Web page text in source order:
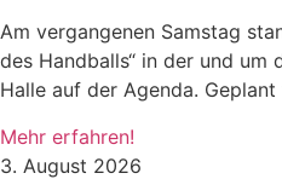
Am vergangenen Samstag
des Handballs“ in der und um
Halle auf der Agenda.
Mehr erfahren!
3. August 2026